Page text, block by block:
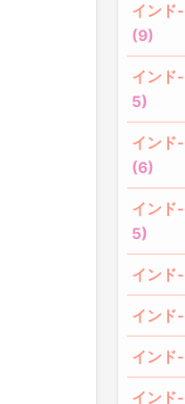
インド
(9)
インド
5)
インド
(6)
インド
5)
インド
インド
インド
インド